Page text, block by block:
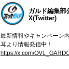
ガルド編集部
X(Twitter)
最新情報やキャンペーン
耳より情報発信中！
https://x.com/